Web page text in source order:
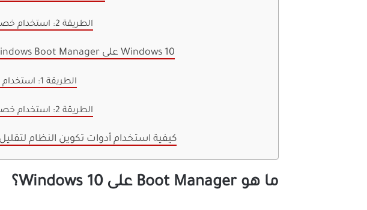
الطريقة 2: استخدام خصائص النظام
كيفية تعطيل Windows Boot Manager على Windows 10
الطريقة 1: استخدام موجه الأوامر
الطريقة 2: استخدام خصائص النظام
كيفية استخدام أدوات تكوين النظام
ما هو Boot Manager على Windows 10؟